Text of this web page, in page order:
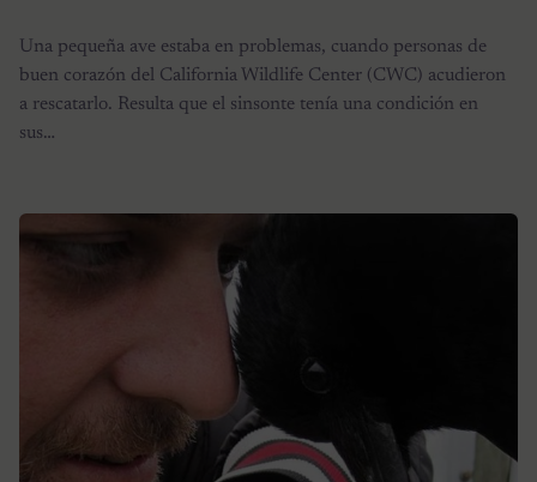
Una pequeña ave estaba en problemas, cuando personas de
buen corazón del California Wildlife Center (CWC) acudieron
a rescatarlo. Resulta que el sinsonte tenía una condición en
sus…